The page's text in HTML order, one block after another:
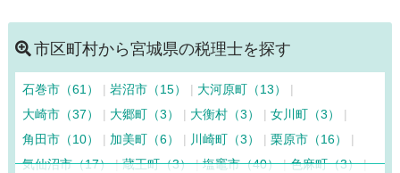
市区町村から宮城県の税理士を探す
石巻市（61） 岩沼市（15）
大河原町（13）
大崎市（37）
大郷町（3） 大衡村（3）
女川町（3）
角田市（10）
加美町（6） 川崎町（3）
栗原市（16）
気仙沼市（17） 蔵王町（3） 塩竈市（40） 色麻町（3）